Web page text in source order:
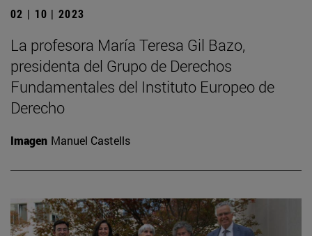
02 | 10 | 2023
La profesora María Teresa Gil Bazo,
presidenta del Grupo de Derechos
Fundamentales del Instituto Europeo de
Derecho
Imagen Manuel Castells